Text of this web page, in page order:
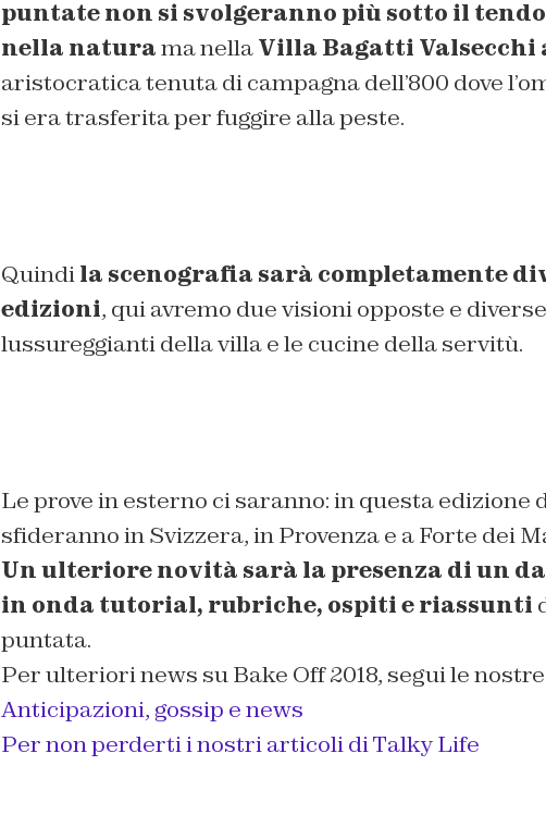
puntate non si svolgeranno più sotto il
nella naturama nellaVilla Bagatti Valsecchi
aristocratica tenuta di campagna dell’800 dove
si era trasferita per fuggire alla peste.
Quindila scenografia sarà completamente
edizioni, qui avremo due visioni opposte e
lussureggianti della villa e le cucine della servitù.
Le prove in esterno ci saranno: in questa edizione
sfideranno in Svizzera, in Provenza e a Forte dei
Un ulteriore novità sarà la presenza di un
in onda tutorial, rubriche, ospiti e riassunti
puntata.
Per ulteriori news su Bake Off 2018, segui le
Anticipazioni, gossip e news
Per non perderti i nostri articoli di Talky Life